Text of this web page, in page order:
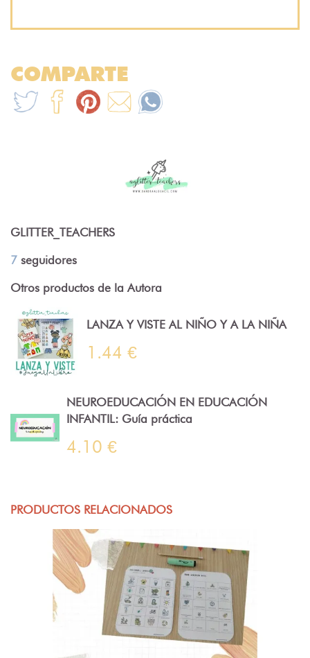
COMPARTE
GLITTER_TEACHERS
7 seguidores
Otros productos de la Autora
LANZA Y VISTE AL NIÑO Y A LA NIÑA
1.44 €
NEUROEDUCACIÓN EN EDUCACIÓN
INFANTIL: Guía práctica
4.10 €
PRODUCTOS RELACIONADOS